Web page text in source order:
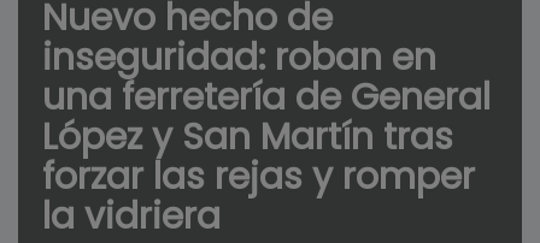
Nuevo hecho de
inseguridad: roban en
una ferretería de General
López y San Martín tras
forzar las rejas y romper
la vidriera